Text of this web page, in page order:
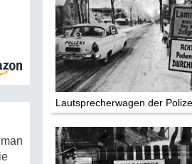
Lautsprecherwagen der